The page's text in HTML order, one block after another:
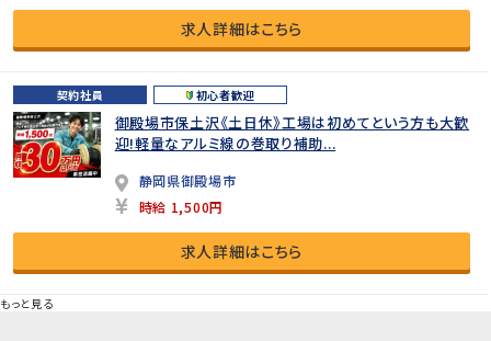
求人詳細はこちら
契約社員 初心者歓迎
御殿場市保土沢《土日休》工場は初めてという方も大歓
迎!軽量なアルミ線の巻取り補助...
静岡県御殿場市
時給 1,500円
求人詳細はこちら
もっと見る